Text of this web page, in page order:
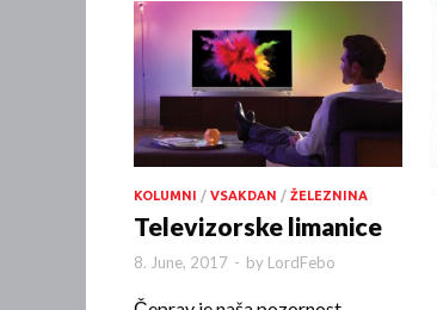
KOLUMNI / VSAKDAN / ŽELEZNINA
Televizorske limanice
8. June, 2017 - by LordFebo